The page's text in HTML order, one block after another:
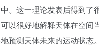
。这一理论发表后得到了
以很好地解释天体在空间
预测天体未来的运动状态。